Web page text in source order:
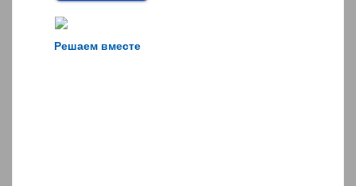
Решаем вместе